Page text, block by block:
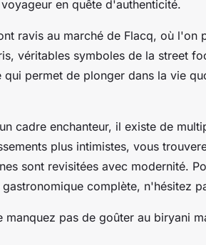
en quête d'authenticité.
ravis au marché de Flacq, où l'on
véritables symboles de la street
qui permet de plonger dans la vie
cadre enchanteur, il existe de
plus intimistes, vous
sont revisitées avec modernité.
complète, n'hésitez
manquez pas de goûter au biryani